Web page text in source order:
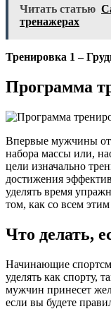
Читать статью
тренажерах
Тренировка 1 –
Программа
Впервые мужчины
набора массы или,
цели изначально
достижения
уделять время
том, как со всем этим
Что делать,
Начинающие
уделять как спорту,
мужчин принесет
если вы будете